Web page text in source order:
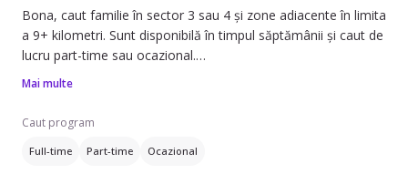
Bona, caut familie în sector 3 sau 4 și zone adiacente în limita
a 9+ kilometri. Sunt disponibilă în timpul săptămânii și caut de
lucru part-time sau ocazional.
copilul, prepararea mâncării și strâns după copil. Am
experiență de 1 an în îngrijirea copiilor. Lucrez cu copii din
diferite categorii de vârstă: sugari (0-1 ani), preșcolari (1-3 ani
Mai multe
Caut program
Full-time Part-time Ocazional